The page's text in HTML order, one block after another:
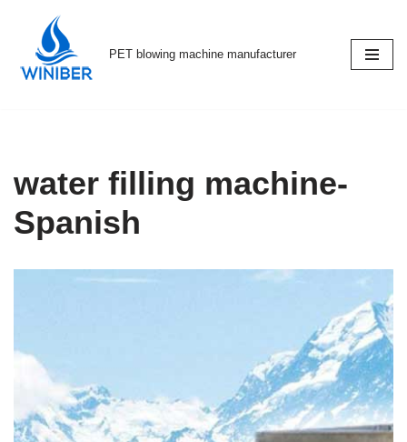
Skip
to
PET blowing machine manufacturer
water filling machine-
Spanish